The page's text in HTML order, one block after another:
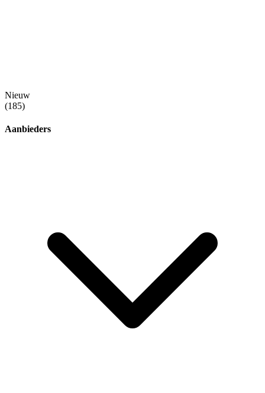
Nieuw
(185)
Aanbieders